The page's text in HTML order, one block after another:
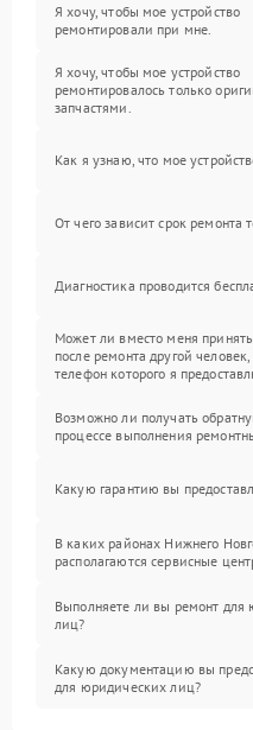
Я хочу, чтобы мое устройство
ремонтировали при мне.
Я хочу, чтобы мое устройство
ремонтировалось только
запчастями.
Как я узнаю, что мое
От чего зависит срок ремонта
Диагностика проводится
Может ли вместо меня принять
после ремонта другой
телефон которого я
Возможно ли получать
процессе выполнения
Какую гарантию вы
В каких районах Нижнего
располагаются сервисные
Выполняете ли вы ремонт для
лиц?
Какую документацию вы
для юридических лиц?